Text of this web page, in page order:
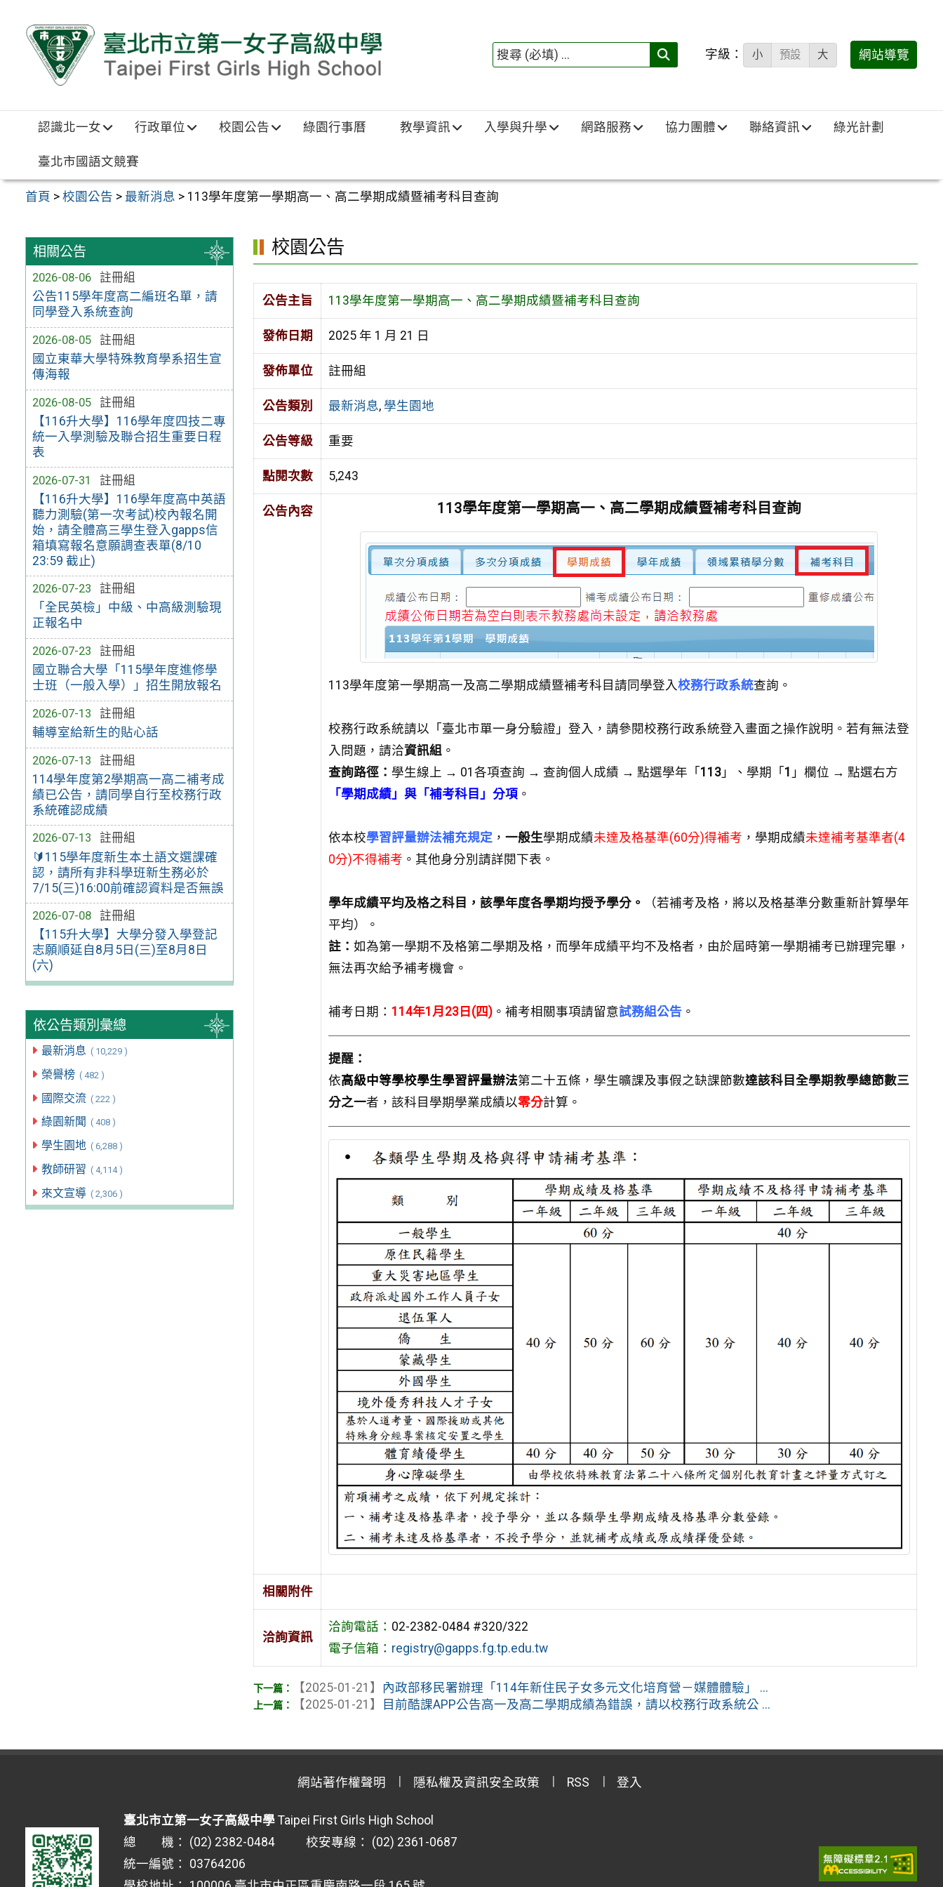
搜
填)：
字級： 小 預設 大 網站導覽
認識北一女 行政單位 校園公告 綠園行事曆 教學資訊 入學與升學 網路服務 協力團體 聯絡資訊 綠光計劃
臺北市國語文競賽
首頁 >校園公告 > 最新消息 > 113學年度第一學期高一、高二學期成績暨補考科目查詢
相關公告
2026-08-06
註冊組
公告115學年度高二編班名單，請
同學登入系統查詢
2026-08-05
註冊組
國立東華大學特殊教育學系招生宣
傳海報
2026-08-05
註冊組
【116升大學】116學年度四技二專
統一入學測驗及聯合招生重要日程
表
2026-07-31
註冊組
【116升大學】116學年度高中英語
聽力測驗(第一次考試)校內報名開
始，請全體高三學生登入gapps信
箱填寫報名意願調查表單(8/10
23:59 截止)
2026-07-23
註冊組
「全民英檢」中級、中高級測驗現
正報名中
2026-07-23
註冊組
國立聯合大學「115學年度進修學
士班（一般入學）」招生開放報名
2026-07-13
註冊組
輔導室給新生的貼心話
2026-07-13
註冊組
114學年度第2學期高一高二補考成
績已公告，請同學自行至校務行政
系統確認成績
2026-07-13
註冊組
🔰115學年度新生本土語文選課確
認，請所有非科學班新生務必於
7/15(三)16:00前確認資料是否無誤
2026-07-08
註冊組
【115升大學】大學分發入學登記
志願順延自8月5日(三)至8月8日
(六)
依公告類別彙總
最新消息 ( 10,229 )
榮譽榜 ( 482 )
國際交流 ( 222 )
綠園新聞 ( 408 )
學生園地 ( 6,288 )
教師研習 ( 4,114 )
來文宣導 ( 2,306 )
校園公告
公告主旨 113學年度第一學期高一、高二學期成績暨補考科目查詢
發佈日期 2025 年 1 月 21 日
發佈單位 註冊組
公告類別 最新消息, 學生園地
公告等級 重要
點閱次數 5,243
公告內容 113學年度第一學期高一、高二學期成績暨補考科目查詢
113學年度第一學期高一及高二學期成績暨補考科目請同學登入校務行政系統查詢。
校務行政系統請以「臺北市單一身分驗證」登入，請參閱校務行政系統登入畫面之操作說明。若有無法登
入問題，請洽資訊組。
查詢路徑： 學生線上 → 01各項查詢 → 查詢個人成績 → 點選學年「 113」、學期「 1 」欄位 → 點選右方
「學期成績」與「補考科目」分項。
依本校學習評量辦法補充規定， 一般生學期成績未達及格基準(60分)得補考 ，學期成績未達補考基準者(4
0分)不得補考 。其他身分別請詳閱下表。
學年成績平均及格之科目，該學年度各學期均授予學分。
（若補考及格，將以及格基準分數重新計算學年
平均）。
註： 如為第一學期不及格第二學期及格，而學年成績平均不及格者，由於屆時第一學期補考已辦理完畢，
無法再次給予補考機會。
補考日期： 114年1月23日(四)。補考相關事項請留意試務組公告。
提醒：
依高級中等學校學生學習評量辦法第二十五條，學生曠課及事假之缺課節數達該科目全學期教學總節數三
分之一者，該科目學期學業成績以零分計算。
相關附件
洽詢資訊
洽詢電話： 02-2382-0484 #320/322
電子信箱： registry@gapps.fg.tp.edu.tw
【2025-01-21】 內政部移民署辦理「114年新住民子女多元文化培育營－媒體體驗」 ...
【2025-01-21】
目前酷課APP公告高一及高二學期成績為錯誤，請以校務行政系統公 ...
網站著作權聲明 隱私權及資訊安全政策 RSS 登入
臺北市立第一女子高級中學 Taipei First Girls High School
總 機： (02) 2382-0484 校安專線： (02) 2361-0687
統一編號： 03764206